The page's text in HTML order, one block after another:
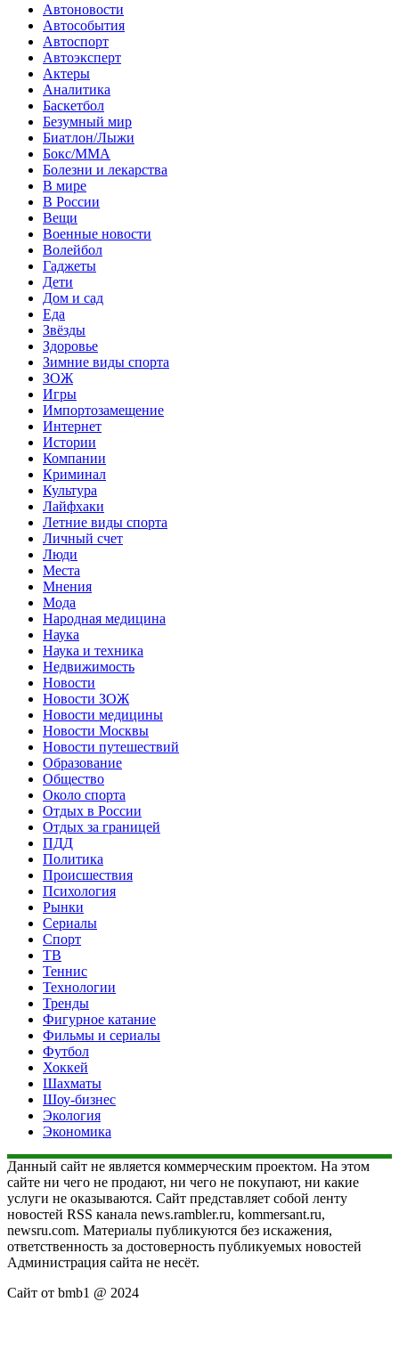
Автоновости
Автособытия
Автоспорт
Автоэксперт
Актеры
Аналитика
Баскетбол
Безумный мир
Биатлон/Лыжи
Бокс/MMA
Болезни и лекарства
В мире
В России
Вещи
Военные новости
Волейбол
Гаджеты
Дети
Дом и сад
Еда
Звёзды
Здоровье
Зимние виды спорта
ЗОЖ
Игры
Импортозамещение
Интернет
Истории
Компании
Криминал
Культура
Лайфхаки
Летние виды спорта
Личный счет
Люди
Места
Мнения
Мода
Народная медицина
Наука
Наука и техника
Недвижимость
Новости
Новости ЗОЖ
Новости медицины
Новости Москвы
Новости путешествий
Образование
Общество
Около спорта
Отдых в России
Отдых за границей
ПДД
Политика
Происшествия
Психология
Рынки
Сериалы
Спорт
ТВ
Теннис
Технологии
Тренды
Фигурное катание
Фильмы и сериалы
Футбол
Хоккей
Шахматы
Шоу-бизнес
Экология
Экономика
Данный сайт не является коммерческим проектом. На этом
сайте ни чего не продают, ни чего не покупают, ни какие
услуги не оказываются. Сайт представляет собой ленту
новостей RSS канала news.rambler.ru, kommersant.ru,
newsru.com. Материалы публикуются без искажения,
ответственность за достоверность публикуемых новостей
Администрация сайта не несёт.
Сайт от bmb1 @ 2024